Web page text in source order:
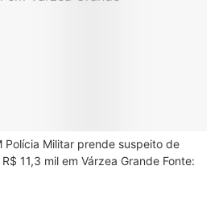
Polícia Militar prende suspeito de
11,3 mil em Várzea Grande Fonte: